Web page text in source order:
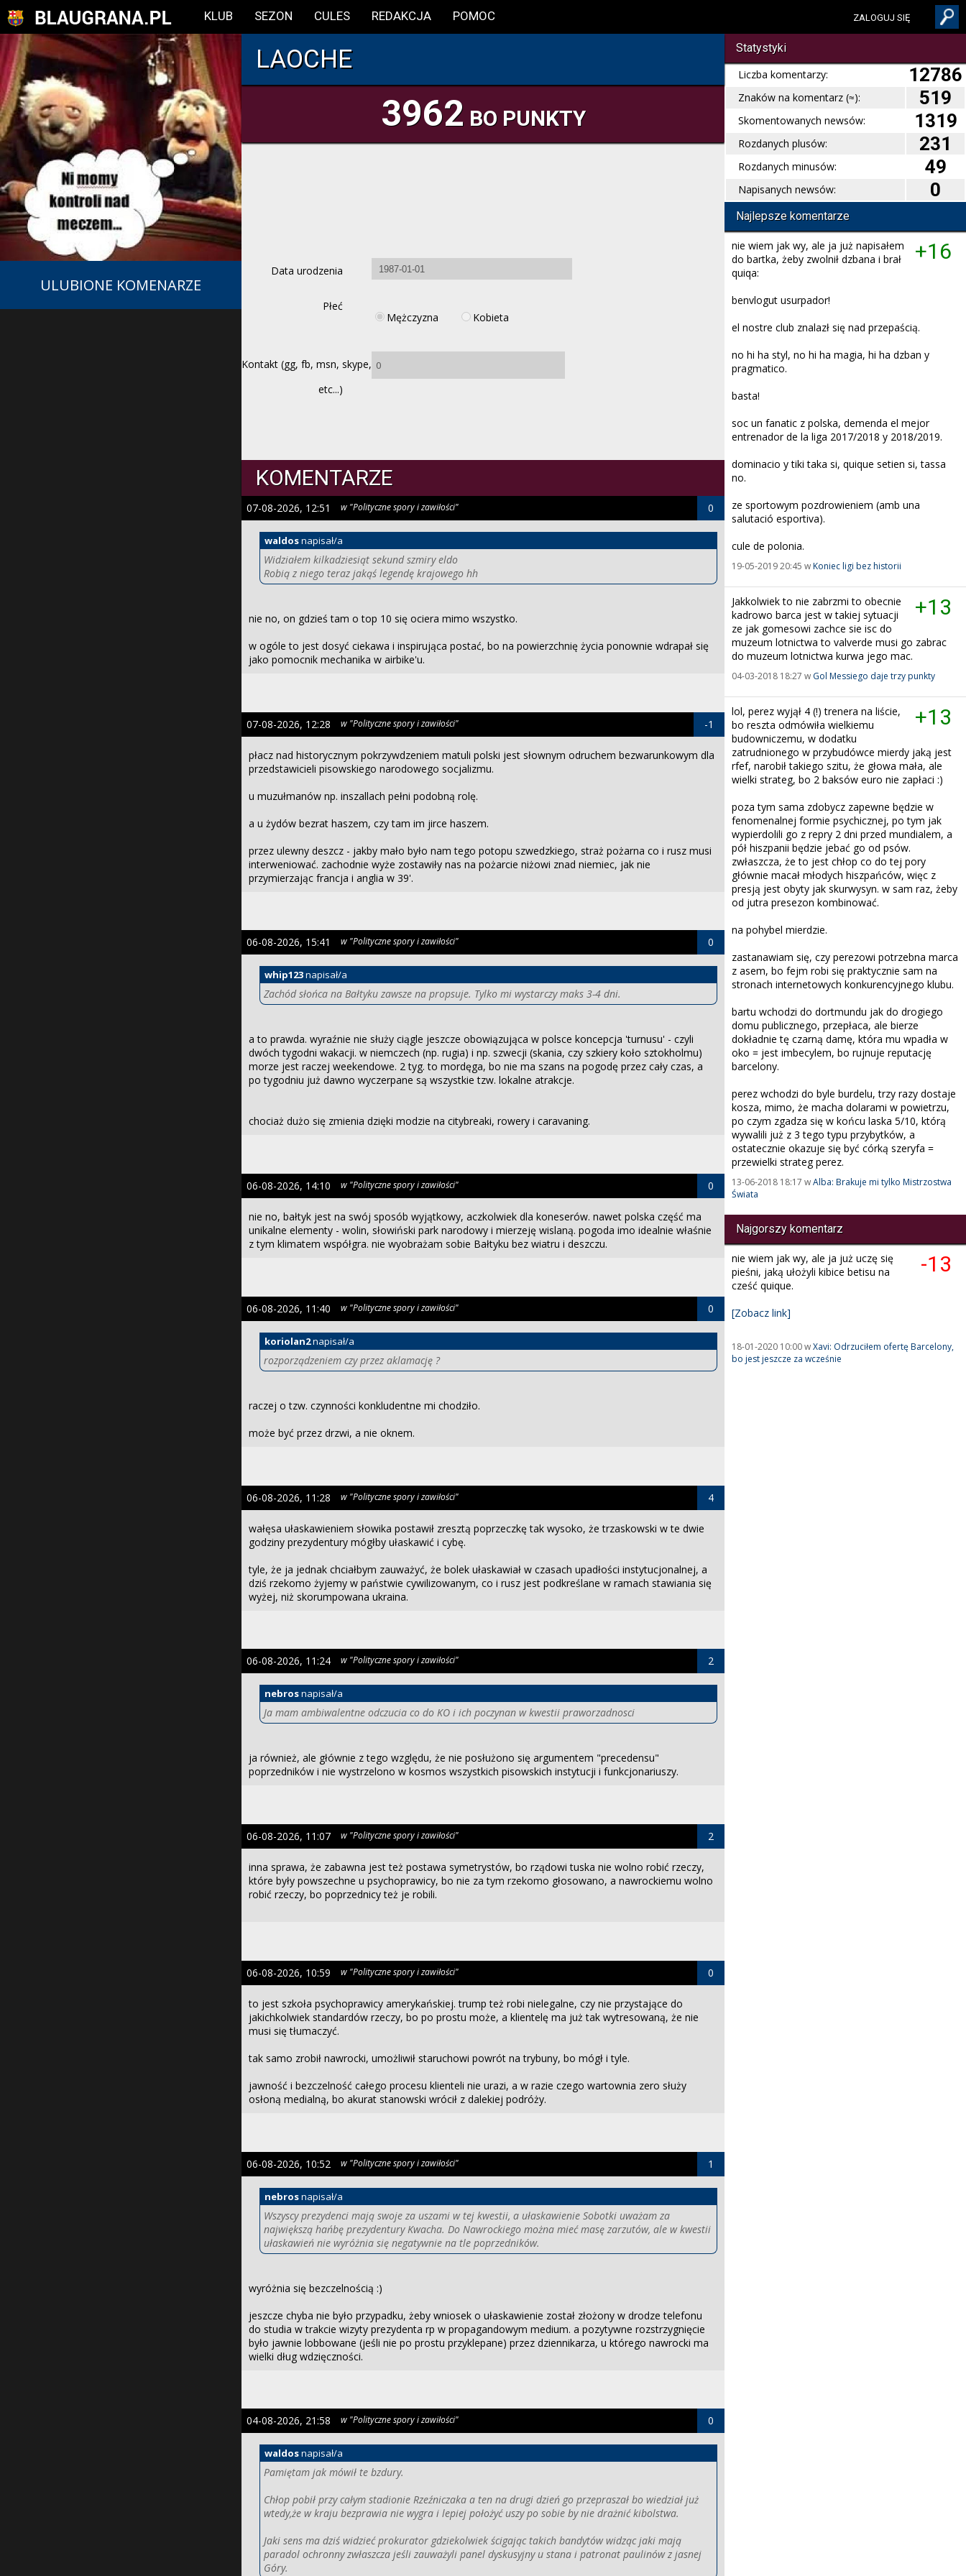
KLUB SEZON CULES REDAKCJA POMOC ZALOGUJ SIĘ
ULUBIONE KOMENARZE
LAOCHE
3962 BO PUNKTY
Data urodzenia
Płeć
Mężczyzna
Kobieta
Kontakt (gg, fb, msn, skype,
etc...)
KOMENTARZE
waldosnapisał/a
Widziałem kilkadziesiąt sekund szmiry eldo
Robią z niego teraz jakąś legendę krajowego hh
nie no, on gdzieś tam o top 10 się ociera mimo wszystko.
w ogóle to jest dosyć ciekawa i inspirująca postać, bo na powierzchnię życia ponownie wdrapał się
jako pomocnik mechanika w airbike'u.
07-08-2026, 12:51 w "Polityczne spory i zawiłości" 0
płacz nad historycznym pokrzywdzeniem matuli polski jest słownym odruchem bezwarunkowym dla
przedstawicieli pisowskiego narodowego socjalizmu.
u muzułmanów np. inszallach pełni podobną rolę.
a u żydów bezrat haszem, czy tam im jirce haszem.
przez ulewny deszcz - jakby mało było nam tego potopu szwedzkiego, straż pożarna co i rusz musi
interweniować. zachodnie wyże zostawiły nas na pożarcie niżowi znad niemiec, jak nie
przymierzając francja i anglia w 39'.
07-08-2026, 12:28 w "Polityczne spory i zawiłości" -1
whip123napisał/a
Zachód słońca na Bałtyku zawsze na propsuje. Tylko mi wystarczy maks 3-4 dni.
a to prawda. wyraźnie nie służy ciągle jeszcze obowiązująca w polsce koncepcja 'turnusu' - czyli
dwóch tygodni wakacji. w niemczech (np. rugia) i np. szwecji (skania, czy szkiery koło sztokholmu)
morze jest raczej weekendowe. 2 tyg. to mordęga, bo nie ma szans na pogodę przez cały czas, a
po tygodniu już dawno wyczerpane są wszystkie tzw. lokalne atrakcje.
chociaż dużo się zmienia dzięki modzie na citybreaki, rowery i caravaning.
06-08-2026, 15:41 w "Polityczne spory i zawiłości" 0
nie no, bałtyk jest na swój sposób wyjątkowy, aczkolwiek dla koneserów. nawet polska część ma
unikalne elementy - wolin, słowiński park narodowy i mierzeję wislaną. pogoda imo idealnie właśnie
z tym klimatem współgra. nie wyobrażam sobie Bałtyku bez wiatru i deszczu.
06-08-2026, 14:10 w "Polityczne spory i zawiłości" 0
koriolan2napisał/a
rozporządzeniem czy przez aklamację ?
raczej o tzw. czynności konkludentne mi chodziło.
może być przez drzwi, a nie oknem.
06-08-2026, 11:40 w "Polityczne spory i zawiłości" 0
wałęsa ułaskawieniem słowika postawił zresztą poprzeczkę tak wysoko, że trzaskowski w te dwie
godziny prezydentury mógłby ułaskawić i cybę.
tyle, że ja jednak chciałbym zauważyć, że bolek ułaskawiał w czasach upadłości instytucjonalnej, a
dziś rzekomo żyjemy w państwie cywilizowanym, co i rusz jest podkreślane w ramach stawiania się
wyżej, niż skorumpowana ukraina.
06-08-2026, 11:28 w "Polityczne spory i zawiłości" 4
nebrosnapisał/a
Ja mam ambiwalentne odczucia co do KO i ich poczynan w kwestii praworzadnosci
ja również, ale głównie z tego względu, że nie posłużono się argumentem "precedensu"
poprzedników i nie wystrzelono w kosmos wszystkich pisowskich instytucji i funkcjonariuszy.
06-08-2026, 11:24 w "Polityczne spory i zawiłości" 2
inna sprawa, że zabawna jest też postawa symetrystów, bo rządowi tuska nie wolno robić rzeczy,
które były powszechne u psychoprawicy, bo nie za tym rzekomo głosowano, a nawrockiemu wolno
robić rzeczy, bo poprzednicy też je robili.
06-08-2026, 11:07 w "Polityczne spory i zawiłości" 2
to jest szkoła psychoprawicy amerykańskiej. trump też robi nielegalne, czy nie przystające do
jakichkolwiek standardów rzeczy, bo po prostu może, a klientelę ma już tak wytresowaną, że nie
musi się tłumaczyć.
tak samo zrobił nawrocki, umożliwił staruchowi powrót na trybuny, bo mógł i tyle.
jawność i bezczelność całego procesu klienteli nie urazi, a w razie czego wartownia zero służy
osłoną medialną, bo akurat stanowski wrócił z dalekiej podróży.
06-08-2026, 10:59 w "Polityczne spory i zawiłości" 0
nebrosnapisał/a
Wszyscy prezydenci mają swoje za uszami w tej kwestii, a ułaskawienie Sobotki uważam za
największą hańbę prezydentury Kwacha. Do Nawrockiego można mieć masę zarzutów, ale w kwestii
ułaskawień nie wyróżnia się negatywnie na tle poprzedników.
wyróżnia się bezczelnością :)
jeszcze chyba nie było przypadku, żeby wniosek o ułaskawienie został złożony w drodze telefonu
do studia w trakcie wizyty prezydenta rp w propagandowym medium. a pozytywne rozstrzygnięcie
było jawnie lobbowane (jeśli nie po prostu przyklepane) przez dziennikarza, u którego nawrocki ma
wielki dług wdzięczności.
06-08-2026, 10:52 w "Polityczne spory i zawiłości" 1
waldosnapisał/a
Pamiętam jak mówił te bzdury.
Chłop pobił przy całym stadionie Rzeźniczaka a ten na drugi dzień go przepraszał bo wiedział już
wtedy,że w kraju bezprawia nie wygra i lepiej położyć uszy po sobie by nie drażnić kibolstwa.
Jaki sens ma dziś widzieć prokurator gdziekolwiek ścigając takich bandytów widząc jaki mają
paradol ochronny zwłaszcza jeśli zauważyli panel dyskusyjny u stana i patronat paulinów z jasnej
Góry.
04-08-2026, 21:58 w "Polityczne spory i zawiłości" 0
Statystyki
Liczba komentarzy:
12786
Znaków na komentarz (≈): 519
Skomentowanych newsów: 1319
Rozdanych plusów: 231
Rozdanych minusów: 49
Napisanych newsów: 0
Najlepsze komentarze
+16
nie wiem jak wy, ale ja już napisałem
do bartka, żeby zwolnił dzbana i brał
quiqa:
benvlogut usurpador!
el nostre club znalazł się nad przepaścią.
no hi ha styl, no hi ha magia, hi ha dzban y
pragmatico.
basta!
soc un fanatic z polska, demenda el mejor
entrenador de la liga 2017/2018 y 2018/2019.
dominacio y tiki taka si, quique setien si, tassa
no.
ze sportowym pozdrowieniem (amb una
salutació esportiva).
cule de polonia.
19-05-2019 20:45 wKoniec ligi bez historii
+13
Jakkolwiek to nie zabrzmi to obecnie
kadrowo barca jest w takiej sytuacji
ze jak gomesowi zachce sie isc do
muzeum lotnictwa to valverde musi go zabrac
do muzeum lotnictwa kurwa jego mac.
04-03-2018 18:27 w Gol Messiego daje trzy punkty
+13
lol, perez wyjął 4 (!) trenera na liście,
bo reszta odmówiła wielkiemu
budowniczemu, w dodatku
zatrudnionego w przybudówce mierdy jaką jest
rfef, narobił takiego szitu, że głowa mała, ale
wielki strateg, bo 2 baksów euro nie zapłaci :)
poza tym sama zdobycz zapewne będzie w
fenomenalnej formie psychicznej, po tym jak
wypierdolili go z repry 2 dni przed mundialem, a
pół hiszpanii będzie jebać go od psów.
zwłaszcza, że to jest chłop co do tej pory
głównie macał młodych hiszpańców, więc z
presją jest obyty jak skurwysyn. w sam raz, żeby
od jutra presezon kombinować.
na pohybel mierdzie.
zastanawiam się, czy perezowi potrzebna marca
z asem, bo fejm robi się praktycznie sam na
stronach internetowych konkurencyjnego klubu.
bartu wchodzi do dortmundu jak do drogiego
domu publicznego, przepłaca, ale bierze
dokładnie tę czarną damę, która mu wpadła w
oko = jest imbecylem, bo rujnuje reputację
barcelony.
perez wchodzi do byle burdelu, trzy razy dostaje
kosza, mimo, że macha dolarami w powietrzu,
po czym zgadza się w końcu laska 5/10, którą
wywalili już z 3 tego typu przybytków, a
ostatecznie okazuje się być córką szeryfa =
przewielki strateg perez.
13-06-2018 18:17 wAlba: Brakuje mi tylko Mistrzostwa
Świata
Najgorszy komentarz
-13
nie wiem jak wy, ale ja już uczę się
pieśni, jaką ułożyli kibice betisu na
cześć quique.
[Zobacz link]
18-01-2020 10:00 wXavi: Odrzuciłem ofertę Barcelony,
bo jest jeszcze za wcześnie